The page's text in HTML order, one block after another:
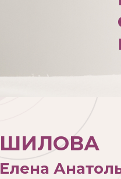
ШИЛОВА
Елена